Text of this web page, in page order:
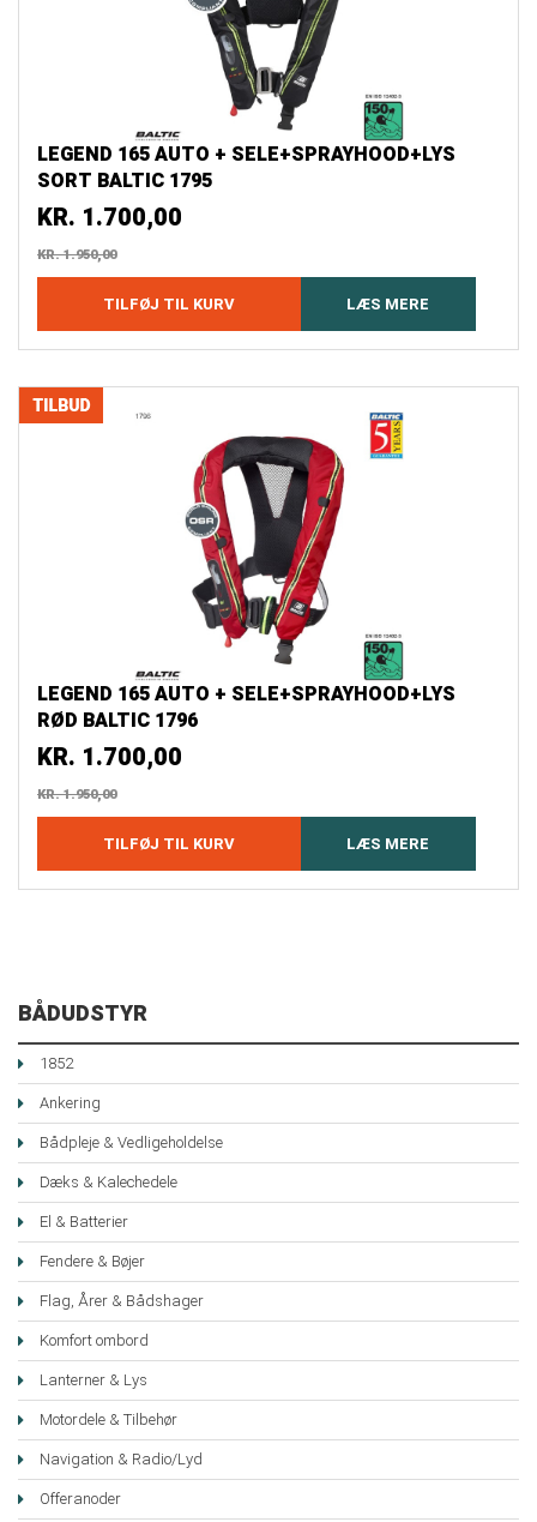
LEGEND 165 AUTO + SELE+SPRAYHOOD+LYS
SORT BALTIC 1795
KR. 1.700,00
KR.1.950,00
TILFØJ TIL KURV LÆS MERE
LEGEND 165 AUTO + SELE+SPRAYHOOD+LYS
RØD BALTIC 1796
KR. 1.700,00
KR.1.950,00
TILFØJ TIL KURV LÆS MERE
BÅDUDSTYR
1852
Ankering
Bådpleje & Vedligeholdelse
Dæks & Kalechedele
El & Batterier
Fendere & Bøjer
Flag, Årer & Bådshager
Komfort ombord
Lanterner & Lys
Motordele & Tilbehør
Navigation & Radio/Lyd
Offeranoder